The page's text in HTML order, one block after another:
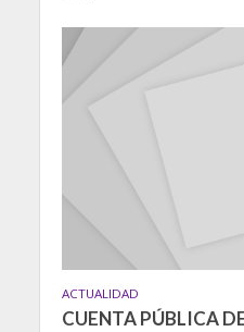
ACTUALIDAD
CUENTA PÚBLICA